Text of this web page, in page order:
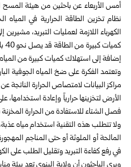
أمس الأربعاء عن باحثين من هيئة المسح
نظام تخزين الطاقة الحرارية في
الكهرباء اللازمة لعمليات التبريد،
إضافة إلى استهلاك كميات كبيرة من المياه
وتعتمد الفكرة على ضخ المياه الجوفية
مراكز البيانات لامتصاص الحرارة الناتجة
الأرض لتخزينها حرارياً وإعادة
فصل الشتاء للاستفادة من الحرارة المخزنة
ولا تتطلب هذه التقنية استخدام مياه
المالحة أو الملوثة أو حتى المناجم
في رفع كفاءة التبريد وتقليل الطلب على
ويرى الباحثون أن ولاية إلينوي تعد بيئة